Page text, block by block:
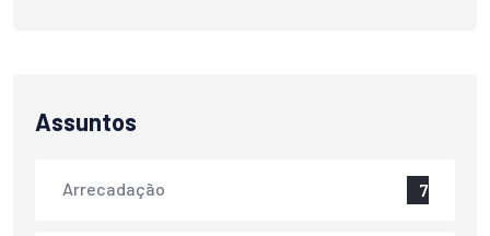
Assuntos
Arrecadação 7